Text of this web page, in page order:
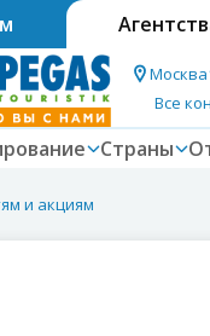
Москва
Все
Страны
и акциям